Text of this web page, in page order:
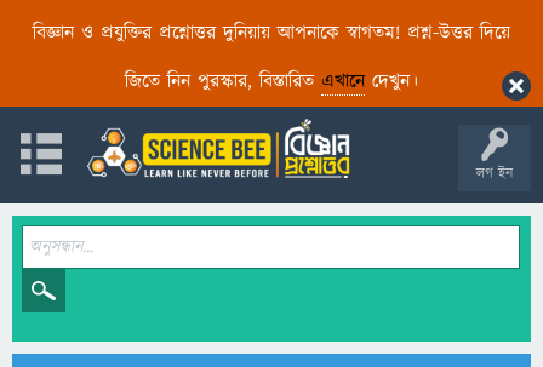
বিজ্ঞান ও প্রযুক্তির প্রশ্নোত্তর দুনিয়ায় আপনাকে স্বাগতম! প্রশ্ন-উত্তর দিয়ে
জিতে নিন পুরস্কার, বিস্তারিত এখানেদেখুন।
লগ ইন